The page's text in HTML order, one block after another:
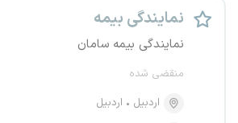
نمایندگی بیمه
نمایندگی بیمه سامان
منقضی شده
اردبیل
اردبیل